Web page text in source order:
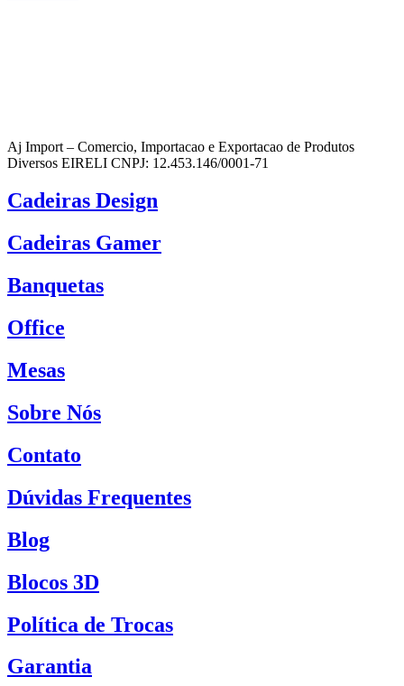
Aj Import – Comercio, Importacao e Exportacao de Produtos
Diversos EIRELI CNPJ: 12.453.146/0001-71
Cadeiras Design
Cadeiras Gamer
Banquetas
Office
Mesas
Sobre Nós
Contato
Dúvidas Frequentes
Blog
Blocos 3D
Política de Trocas
Garantia